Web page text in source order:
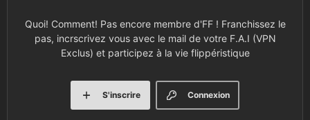
Quoi! Comment! Pas encore membre d'FF ! Franchissez le
pas, incrscrivez vous avec le mail de votre F.A.I (VPN
Exclus) et participez à la vie flippéristique
Connexion
S'inscrire